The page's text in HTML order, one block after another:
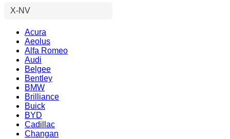
X-NV
Acura
Aeolus
Alfa Romeo
Audi
Belgee
Bentley
BMW
Brilliance
Buick
BYD
Cadillac
Changan